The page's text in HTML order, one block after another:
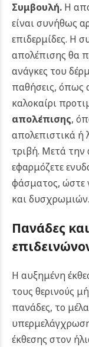
Συμβουλή. Η
είναι συνήθως
επιδερμίδες. Η
απολέπισης θα
ανάγκες του
παθήσεις, όπως
καλοκαίρι
απολέπισης,
απολεπιστικά ή
τριβή. Μετά την
εφαρμόζετε
φάσματος, ώστε
και δυσχρωμιών.
Πανάδες
Η αυξημένη
τους θερινούς
πανάδες, το
έκθεσης στον